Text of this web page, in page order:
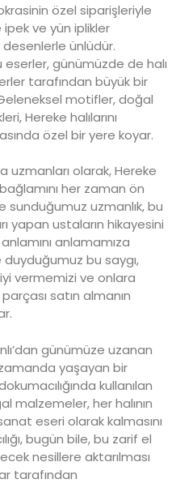
özel siparişleriyle
ipek ve yün iplikler
ünlüdür.
günümüzde de halı
tarafından büyük bir
motifler, doğal
Hereke halılarını
özel bir yere koyar.
uzmanları olarak, Hereke
her zaman ön
sunduğumuz uzmanlık, bu
yapan ustaların hikayesini
anlamamıza
duyduğumuz bu saygı,
vermemizi ve onlara
satın almanın
günümüze uzanan
yaşayan bir
kullanılan
malzemeler, her halının
eseri olarak kalmasını
bugün bile, bu zarif el
nesillere aktarılması
tarafından